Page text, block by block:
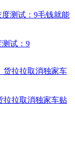
测试：9
拉拉取消独家车贴